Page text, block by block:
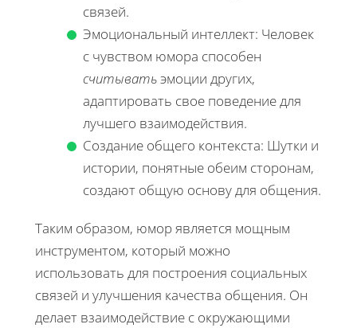
связей.
Эмоциональный интеллект: Человек
с чувством юмора способен
считыватьэмоции других,
адаптировать свое поведение для
лучшего взаимодействия.
Создание общего контекста: Шутки и
истории, понятные обеим сторонам,
создают общую основу для общения.
Таким образом, юмор является мощным
инструментом, который можно
использовать для построения социальных
связей и улучшения качества общения. Он
делает взаимодействие с окружающими